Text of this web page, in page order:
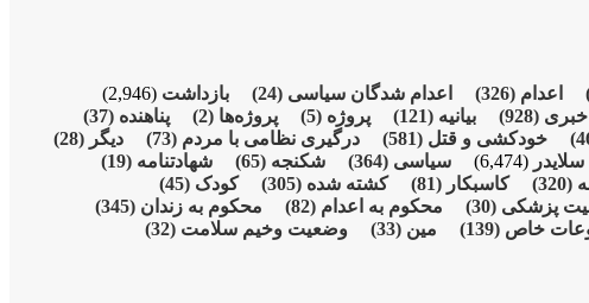
اعدام (326) اعدام شدگان سیاسی (24) بازداشت (2,946)
(928) بیانیە (121) پروژە (5) پروژەها (2) پناهنده (37)
خودکشی و قتل (581) درگیری نظامی با مردم (73) دیگر (28)
سلایدر (6,474) سیاسی (364) شکنجە (65) شهادتنامە (19)
(320) کاسبکار (81) کشته شده (305) کودک (45)
پزشکی (30) محکوم بە اعدام (82) محکوم بە زندان (345)
خاص (139) مین (33) وضعیت وخیم سلامت (32)